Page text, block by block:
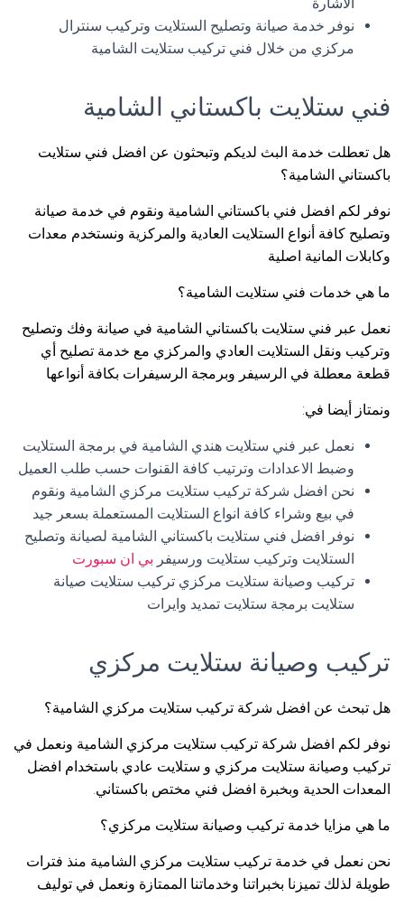
نوفر خدمة صيانة وتصليح الستلايت وتركيب سنترال
مركزي من خلال فني تركيب ستلايت الشامية
فني ستلايت باكستاني الشامية
هل تعطلت خدمة البث لديكم وتبحثون عن افضل فني ستلايت
باكستاني الشامية؟
نوفر لكم افضل فني باكستاني الشامية ونقوم في خدمة صيانة
وتصليح كافة أنواع الستلايت العادية والمركزية ونستخدم معدات
وكابلات المانية اصلية
ما هي خدمات فني ستلايت الشامية؟
نعمل عبر فني ستلايت باكستاني الشامية في صيانة وفك وتصليح
وتركيب ونقل الستلايت العادي والمركزي مع خدمة تصليح أي
قطعة معطلة في الرسيفر وبرمجة الرسيفرات بكافة أنواعها
ونمتاز أيضا في:
نعمل عبر فني ستلايت هندي الشامية في برمجة الستلايت
وضبط الاعدادات وترتيب كافة القنوات حسب طلب العميل
نحن افضل شركة تركيب ستلايت مركزي الشامية ونقوم
في بيع وشراء كافة انواع الستلايت المستعملة بسعر جيد
نوفر افضل فني ستلايت باكستاني الشامية لصيانة وتصليح
الستلايت وتركيب ستلايت ورسيفر بي ان سبورت
تركيب وصيانة ستلايت مركزي تركيب ستلايت صيانة
ستلايت برمجة ستلايت تمديد وايرات
تركيب وصيانة ستلايت مركزي
هل تبحث عن افضل شركة تركيب ستلايت مركزي الشامية؟
نوفر لكم افضل شركة تركيب ستلايت مركزي الشامية ونعمل في
تركيب وصيانة ستلايت مركزي و ستلايت عادي باستخدام افضل
المعدات الحدية وبخبرة افضل فني مختص باكستاني.
ما هي مزايا خدمة تركيب وصيانة ستلايت مركزي؟
نحن نعمل في خدمة تركيب ستلايت مركزي الشامية منذ فترات
طويلة لذلك تميزنا بخبراتنا وخدماتنا الممتازة ونعمل في توليف